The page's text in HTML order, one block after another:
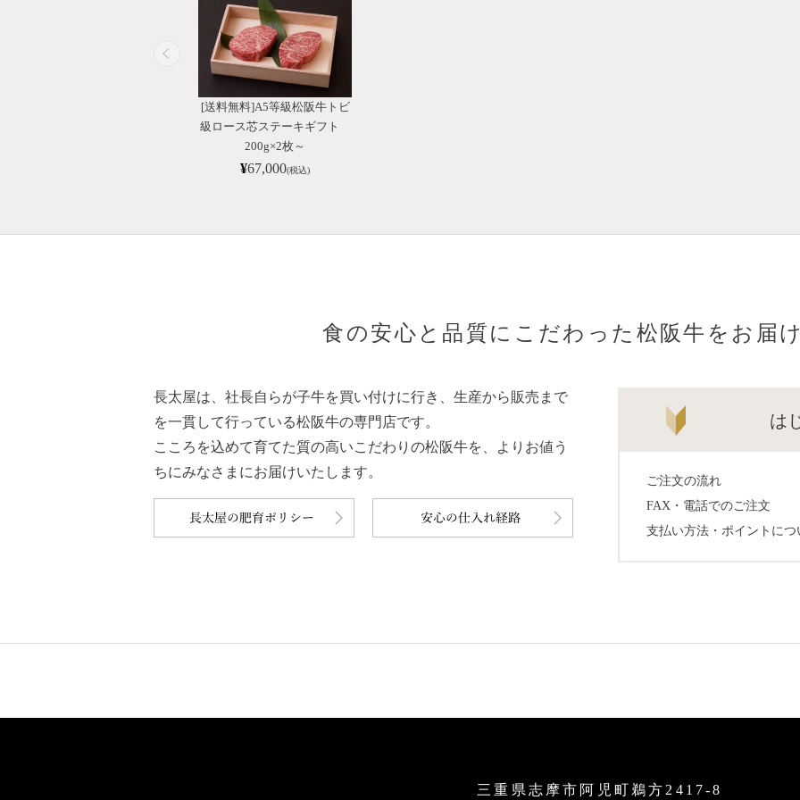
[送料無料]A5等級松阪牛トビ
級ロース芯ステーキギフト
200g×2枚～
¥67,000(税込)
食の安心と品質にこだわった松阪牛をお届
長太屋は、社長自らが子牛を買い付けに行き、生産から販売まで
を一貫して行っている松阪牛の専門店です。
こころを込めて育てた質の高いこだわりの松阪牛を、よりお値う
ちにみなさまにお届けいたします。
は
ご注文の流れ
FAX・電話でのご注文
支払い方法・ポイントにつ
三重県志摩市阿児町鵜方2417-8